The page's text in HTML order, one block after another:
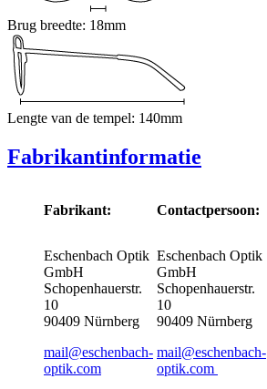
Brug breedte: 18mm
Lengte van de tempel: 140mm
Fabrikantinformatie
Fabrikant:
Eschenbach Optik
GmbH
Schopenhauerstr.
10
90409 Nürnberg
mail@eschenbach-
optik.com
Contactpersoon:
Eschenbach Optik
GmbH
Schopenhauerstr.
10
90409 Nürnberg
mail@eschenbach-
optik.com